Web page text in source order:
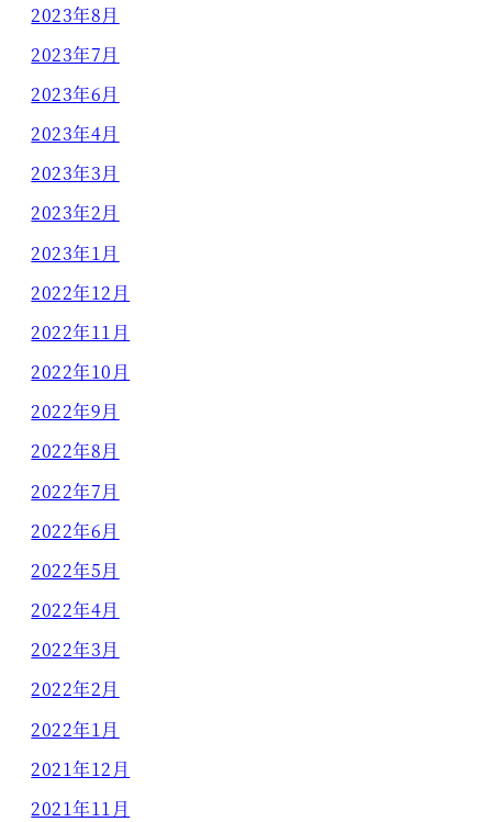
2023年8月
2023年7月
2023年6月
2023年4月
2023年3月
2023年2月
2023年1月
2022年12月
2022年11月
2022年10月
2022年9月
2022年8月
2022年7月
2022年6月
2022年5月
2022年4月
2022年3月
2022年2月
2022年1月
2021年12月
2021年11月